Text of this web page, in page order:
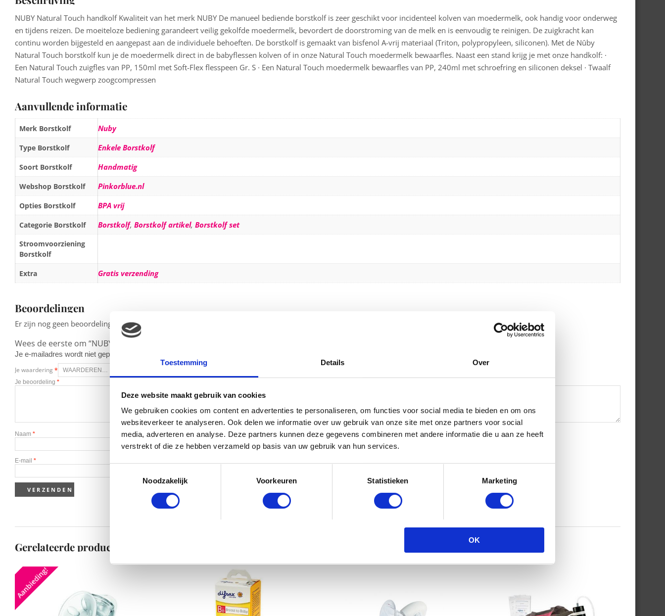
Toestemming Details Over
Deze website maakt gebruik van cookies
We gebruiken cookies om content en advertenties te personaliseren, om functies voor social media te bieden en om ons
websiteverkeer te analyseren. Ook delen we informatie over uw gebruik van onze site met onze partners voor social
media, adverteren en analyse. Deze partners kunnen deze gegevens combineren met andere informatie die u aan ze heeft
verstrekt of die ze hebben verzameld op basis van uw gebruik van hun services.
Noodzakelijk
Voorkeuren Statistieken Marketing
OK
NUBY Natural Touch handkolf Kwaliteit van het merk NUBY De manueel bediende borstkolf is zeer geschikt voor incidenteel kolven van moedermelk, ook handig voor onderweg
en tijdens reizen. De moeiteloze bediening garandeert veilig gekolfde moedermelk, bevordert de doorstroming van de melk en is eenvoudig te reinigen. De zuigkracht kan
continu worden bijgesteld en aangepast aan de individuele behoeften. De borstkolf is gemaakt van bisfenol A-vrij materiaal (Triton, polypropyleen, siliconen). Met de Nûby
Natural Touch borstkolf kun je de moedermelk direct in de babyflessen kolven of in onze Natural Touch moedermelk bewaarfles. Naast een stand krijg je met onze handkolf: ·
Een Natural Touch zuigfles van PP, 150ml met Soft-Flex flesspeen Gr. S · Een Natural Touch moedermelk bewaarfles van PP, 240ml met schroefring en siliconen deksel · Twaalf
Natural Touch wegwerp zoogcompressen
Aanvullende informatie
Merk Borstkolf Nuby
Type Borstkolf Enkele Borstkolf
Soort Borstkolf Handmatig
Webshop Borstkolf Pinkorblue.nl
Opties Borstkolf BPA vrij
Categorie Borstkolf Borstkolf, Borstkolf artikel, Borstkolf set
Stroomvoorziening
Borstkolf
Extra Gratis verzending
Beoordelingen
Er zijn nog geen beoordelingen.
Wees de eerste om “NUBY Natural Touch handkolf met brede hals fles” te beoordelen
Je e-mailadres wordt niet gepubliceerd.
Je waardering *
Je beoordeling *
Naam *
E-mail *
Gerelateerde producten
Aanbieding!